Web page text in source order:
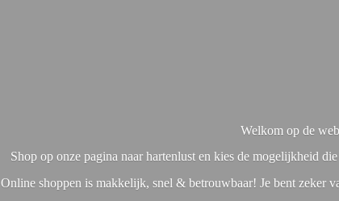
Welkom op de
Shop op onze pagina naar hartenlust en kies de mogelijkheid
Online shoppen is makkelijk, snel & betrouwbaar! Je bent zeker